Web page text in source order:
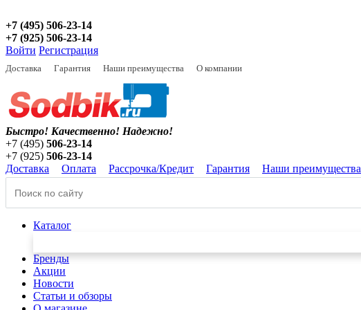
+7 (495) 506-23-14
+7 (925) 506-23-14
Войти Регистрация
Доставка Гарантия Наши преимущества О компании
Быстро! Качественно! Надежно!
+7 (495) 506-23-14
+7 (925) 506-23-14
Доставка
Оплата Рассрочка/Кредит Гарантия Наши преимущества
Каталог
Бренды
Акции
Новости
Статьи и обзоры